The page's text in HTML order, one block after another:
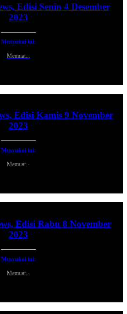
Edisi Senin 4 Desember
2023
Menyukai ini:
Memuat...
Edisi Kamis 9 November
2023
Menyukai ini:
Memuat...
Edisi Rabu 8 November
2023
Menyukai ini:
Memuat...